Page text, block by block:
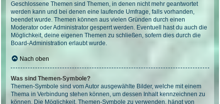
Geschlossene Themen sind Themen, in denen nicht mehr geantwortet
werden kann und bei denen eine laufende Umfrage, falls vorhanden,
beendet wurde. Themen können aus vielen Gründen durch einen
Moderator oder Administrator gesperrt werden. Eventuell hast du auch die
Möglichkeit, deine eigenen Themen zu schließen, sofern dies durch die
Board-Administration erlaubt wurde.
Nach oben
Was sind Themen-Symbole?
Themen-Symbole sind vom Autor ausgewählte Bilder, welche mit einem
Thema in Verbindung stehen können, um dessen Inhalt kennzeichnen zu
können. Die Möglichkeit, Themen-Symbole zu verwenden, hängt von